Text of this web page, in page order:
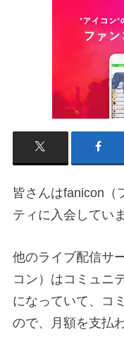
皆さんはfanicon（
ティに入会してい
他のライブ配信サ
コン）はコミュニ
になっていて、コ
ので、月額を支払